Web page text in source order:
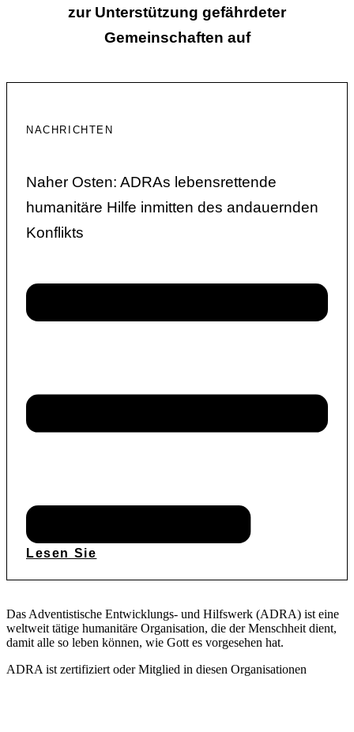
zur Unterstützung gefährdeter
Gemeinschaften auf
NACHRICHTEN
Naher Osten: ADRAs lebensrettende
humanitäre Hilfe inmitten des andauernden
Konflikts
Lesen Sie
Das Adventistische Entwicklungs- und Hilfswerk (ADRA) ist eine
weltweit tätige humanitäre Organisation, die der Menschheit dient,
damit alle so leben können, wie Gott es vorgesehen hat.
ADRA ist zertifiziert oder Mitglied in diesen Organisationen